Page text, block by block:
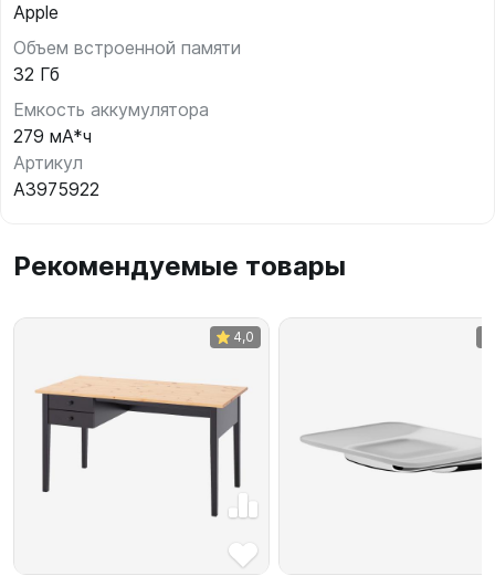
Apple
Объем встроенной памяти
32 Гб
Емкость аккумулятора
279 мА*ч
Артикул
A3975922
Рекомендуемые товары
4,0